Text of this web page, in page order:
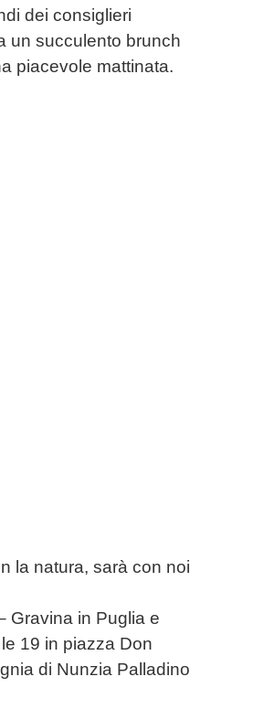
dei consiglieri
un succulento brunch
piacevole mattinata.
la natura, sarà con noi
Gravina in Puglia e
19 in piazza Don
di Nunzia Palladino